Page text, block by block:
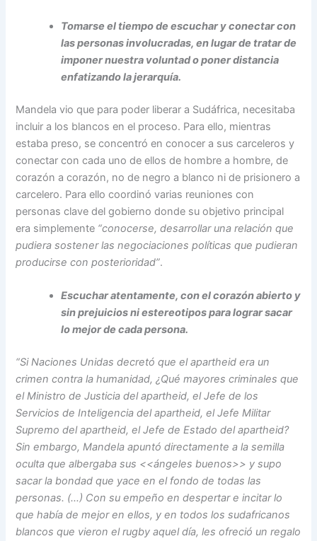
Tomarse el tiempo de escuchar y conectar con
las personas involucradas, en lugar de tratar de
imponer nuestra voluntad o poner distancia
enfatizando la jerarquía.
Mandela vio que para poder liberar a Sudáfrica, necesitaba
incluir a los blancos en el proceso. Para ello, mientras
estaba preso, se concentró en conocer a sus carceleros y
conectar con cada uno de ellos de hombre a hombre, de
corazón a corazón, no de negro a blanco ni de prisionero a
carcelero. Para ello coordinó varias reuniones con
personas clave del gobierno donde su objetivo principal
era simplemente “conocerse, desarrollar una relación que
pudiera sostener las negociaciones políticas que pudieran
producirse con posterioridad”.
Escuchar atentamente, con el corazón abierto y
sin prejuicios ni estereotipos para lograr sacar
lo mejor de cada persona.
“Si Naciones Unidas decretó que el apartheid era un
crimen contra la humanidad, ¿Qué mayores criminales que
el Ministro de Justicia del apartheid, el Jefe de los
Servicios de Inteligencia del apartheid, el Jefe Militar
Supremo del apartheid, el Jefe de Estado del apartheid?
Sin embargo, Mandela apuntó directamente a la semilla
oculta que albergaba sus <<ángeles buenos>> y supo
sacar la bondad que yace en el fondo de todas las
personas. (…) Con su empeño en despertar e incitar lo
que había de mejor en ellos, y en todos los sudafricanos
blancos que vieron el rugby aquel día, les ofreció un regalo